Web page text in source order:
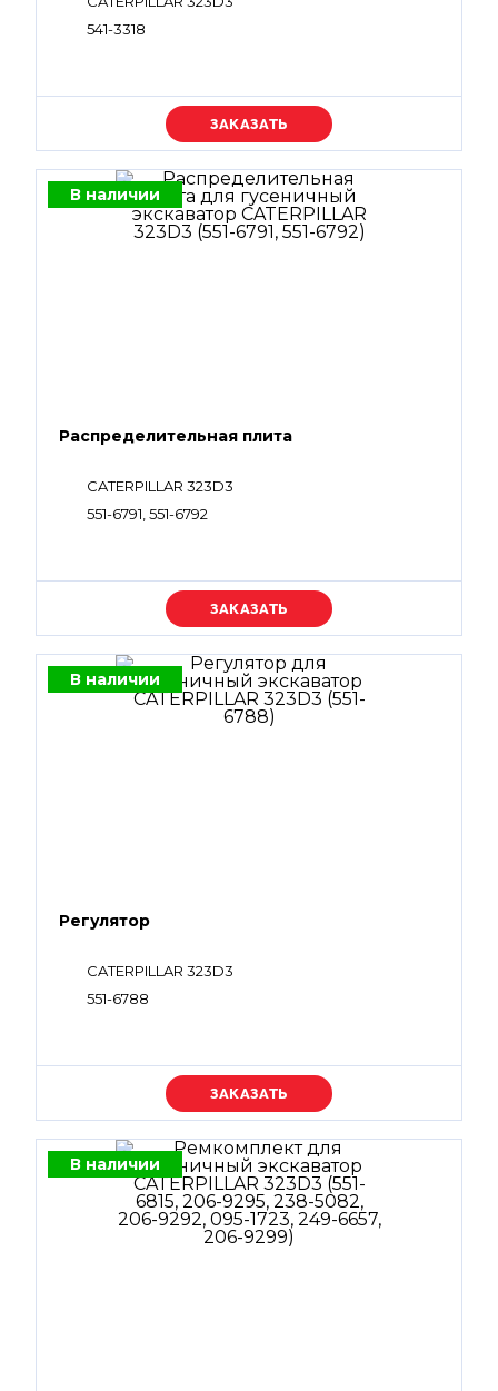
541-3318
Уточняйте цену
В наличии
Распределительная плита
CATERPILLAR 323D3
551-6791, 551-6792
Уточняйте цену
В наличии
Регулятор
CATERPILLAR 323D3
551-6788
Уточняйте цену
В наличии